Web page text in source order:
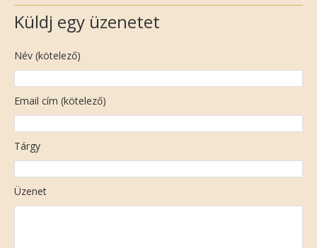
Küldj egy üzenetet
Név (kötelező)
Email cím (kötelező)
Tárgy
Üzenet